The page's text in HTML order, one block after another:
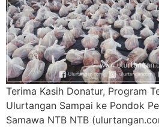
Terima Kasih Donatur, Program
Ulurtangan Sampai ke Pondok
Samawa NTB NTB